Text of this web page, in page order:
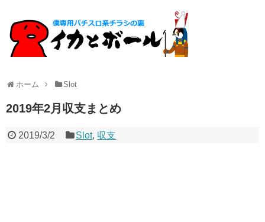
ホーム Slot
2019年2月収支まとめ
2019/3/2 Slot, 収支